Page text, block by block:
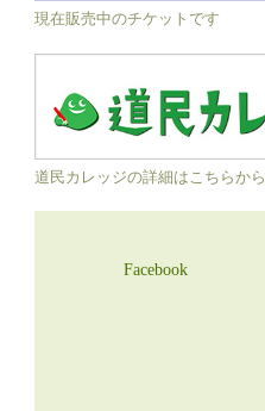
現在販売中のチケットです
道民カレッジの詳細はこちらから
Facebook